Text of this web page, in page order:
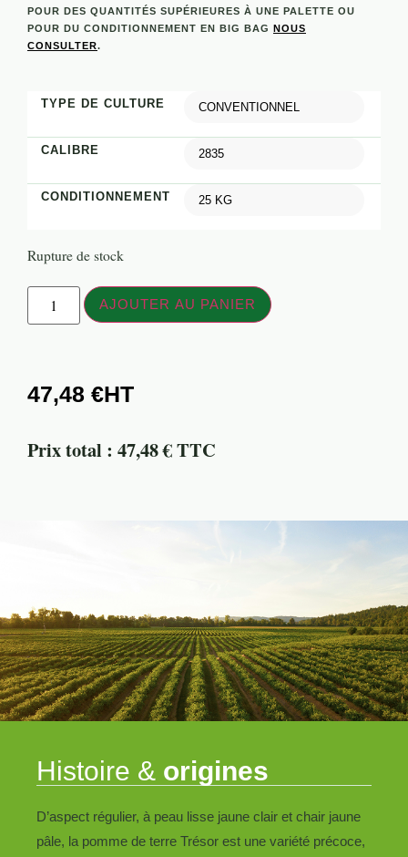
POUR DES QUANTITÉS SUPÉRIEURES À UNE PALETTE OU
POUR DU CONDITIONNEMENT EN BIG BAG
NOUS
CONSULTER.
TYPE DE CULTURE
CALIBRE
CONDITIONNEMENT
Rupture de stock
AJOUTER AU PANIER
47,48 €
Prix total : 47,48 € TTC
Histoire & origines
D’aspect régulier, à peau lisse jaune clair et chair jaune
pâle, la pomme de terre Trésor est une variété précoce,